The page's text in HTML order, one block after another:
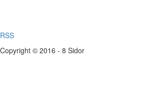
RSS
Copyright © 2016 - 8 Sidor